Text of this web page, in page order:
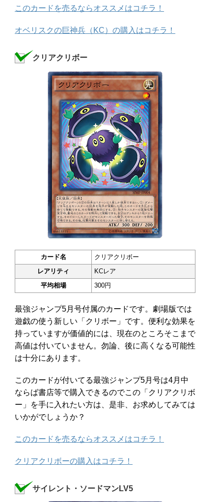
このカードを売るならオススメはコチラ！
オベリスクの巨神兵（KC）の購入はコチラ！
クリアクリボー
カード名
クリアクリボー
レアリティ
KCレア
平均相場
300円
最強ジャンプ5月号付属のカードです。劇場版では
遊戯の使う新しい「クリボー」です。便利な効果を
持っていますが価値的には、現在のところそこまで
高値は付いていません。勿論、後に高くなる可能性
は十分にあります。
このカードが付いてる最強ジャンプ5月号は4月中
ならば書店等で購入できるのでこの「クリアクリボ
ー」を手に入れたい方は、是非、お求めしてみては
いかがでしょうか？
このカードを売るならオススメはコチラ！
クリアクリボーの購入はコチラ！
サイレント・ソードマンLV5